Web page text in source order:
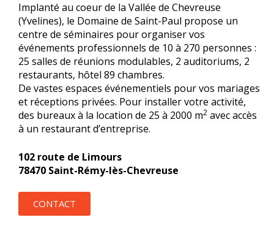
Implanté au coeur de la Vallée de Chevreuse
(Yvelines), le Domaine de Saint-Paul propose un
centre de séminaires pour organiser vos
événements professionnels de 10 à 270 personnes :
25 salles de réunions modulables, 2 auditoriums, 2
restaurants, hôtel 89 chambres.
De vastes espaces événementiels pour vos mariages
et réceptions privées. Pour installer votre activité,
des bureaux à la location de 25 à 2000 m2 avec accès
à un restaurant d’entreprise.
102 route de Limours
78470 Saint-Rémy-lès-Chevreuse
CONTACT